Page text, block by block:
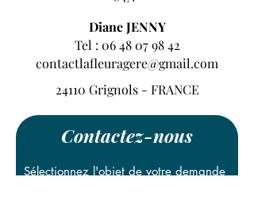
Diane JENNY
Tel : 06 48 07 98 42
contactlafleuragere@gmail.com
24110 Grignols - FRANCE
Contactez-nous
Sélectionnez l'objet de votre demande